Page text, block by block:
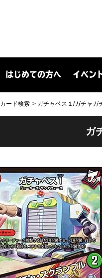
はじめての方へ イベン
カード検索 ガチャベス１/ガチャガ
ガ